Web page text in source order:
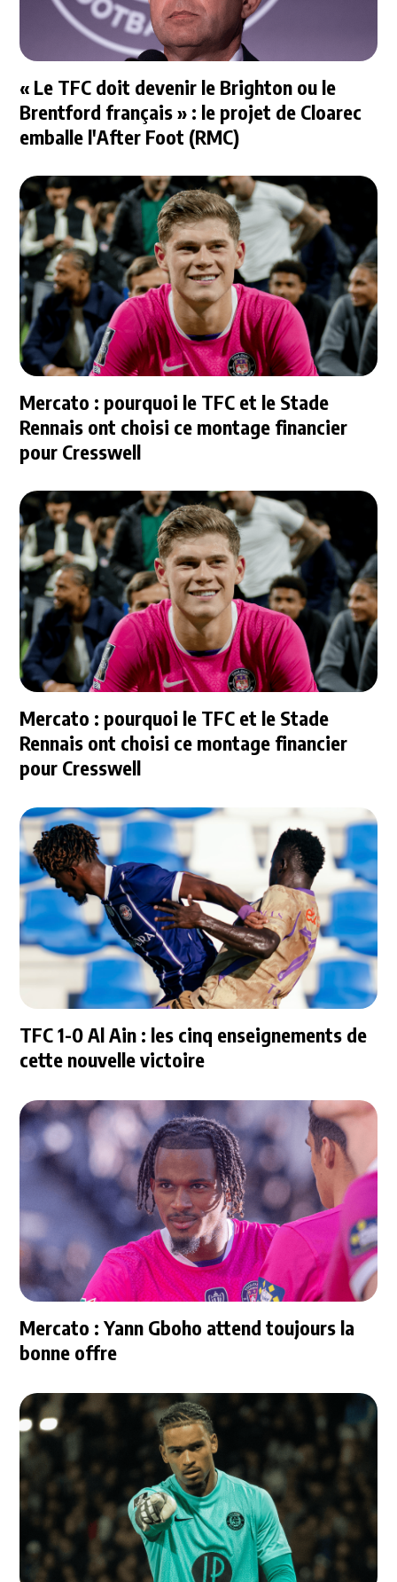
« Le TFC doit devenir le Brighton ou le
Brentford français » : le projet de Cloarec
emballe l'After Foot (RMC)
Mercato : pourquoi le TFC et le Stade
Rennais ont choisi ce montage financier
pour Cresswell
Mercato : pourquoi le TFC et le Stade
Rennais ont choisi ce montage financier
pour Cresswell
TFC 1-0 Al Ain : les cinq enseignements de
cette nouvelle victoire
Mercato : Yann Gboho attend toujours la
bonne offre